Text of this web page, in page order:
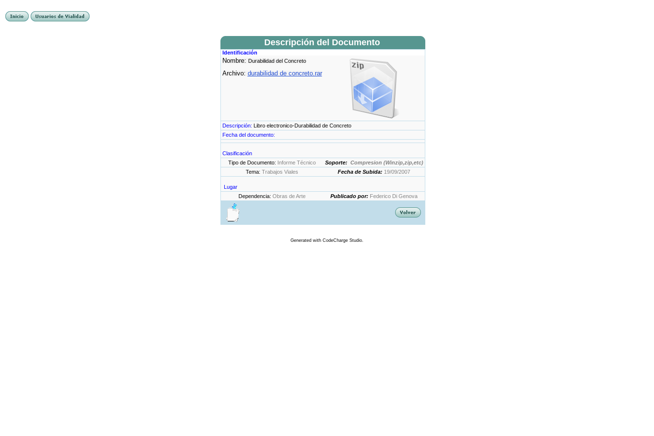
Descripción del Documento
Identificación
Nombre: Durabilidad del Concreto
Archivo: durabilidad de concreto.rar
Descripción: Libro electronico-Durabilidad de Concreto
Fecha del documento:
Clasificación
Tipo de Documento: Informe Técnico Soporte: Compresion (Winzip,zip,etc)
Tema: Trabajos Viales Fecha de Subida: 19/09/2007
Lugar
Dependencia: Obras de Arte Publicado por: Federico Di Genova
Generated with CodeCharge Studio.